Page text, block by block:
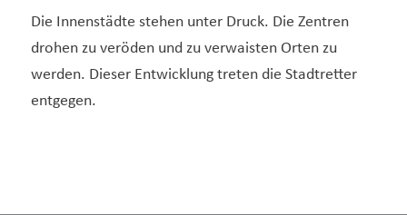
Die Innenstädte stehen unter Druck. Die Zentren
drohen zu veröden und zu verwaisten Orten zu
werden. Dieser Entwicklung treten die Stadtretter
entgegen.